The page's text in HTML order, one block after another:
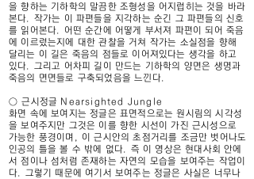
을 향하는 기하학의 말끔한 조형성을 어지럽히는 것을 바라
본다. 작가는 이 파편들을 지각하는 순긴 그 파편들의 신호
를 읽어본다. 어떤 순간에 어떻게 부서져 파편이 되어 죽음
에 이르렀는지에 대한 관찰을 거쳐 작가는 소실점을 향해
달리는 이 길은 죽음의 점들로 이어져있다는 생각을 하고
있다. 그리고 어차피 길이 만드는 기하학의 양면은 생명과
죽음의 면면들로 구축되었음을 느낀다.
○ 근시정글 Nearsighted Jungle
화면 속에 보여지는 정글은 표면적으로는 원시림의 시각성
을 보여주지만 그것은 이를 향한 시선이 가진 근시성으로
가능한 풍경이며, 이 근시안의 초점거리를 조금만 벗어나도
인공의 틀을 볼 수 밖에 없다. 즉 이 영상은 현대사회 안에
서 점이나 섬처럼 존재하는 자연의 모습을 보여주는 작업이
다. 그렇기 때문에 여기서 보여주는 정글은 사실은 너무나